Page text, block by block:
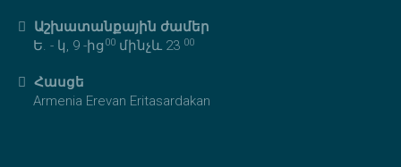
Աշխատանքային ժամեր
Ե. - կ, 9 -ից 00 մինչև 23 00
Հասցե
Armenia Erevan Eritasardakan